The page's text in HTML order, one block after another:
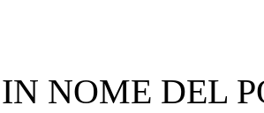
IN NOME DEL